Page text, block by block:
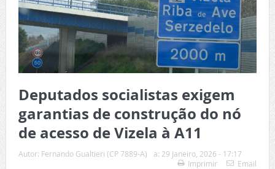
Deputados socialistas exigem
garantias de construção do nó
de acesso de Vizela à A11
Autor: Fernando Gualtieri (CP 7889-A) a: 29 Janeiro, 2026 - 17:17
Imprimir
Email